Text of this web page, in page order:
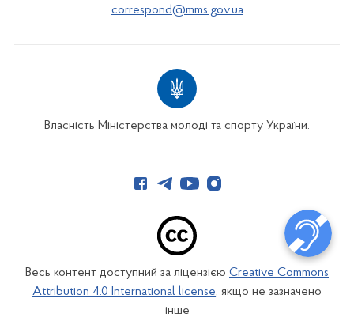
correspond@mms.gov.ua
Власність Міністерства молоді та спорту України.
Весь контент доступний за ліцензією Creative Commons
Attribution 4.0 International license, якщо не зазначено
інше